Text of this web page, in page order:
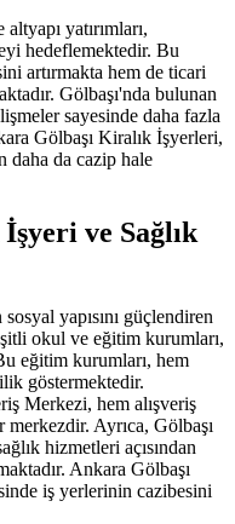
yatırımları,
hedeflemektedir. Bu
artırmakta hem de ticari
Gölbaşı'nda bulunan
sayesinde daha fazla
Gölbaşı Kiralık İşyerleri,
daha da cazip hale
ve Sağlık
yapısını güçlendiren
okul ve eğitim kurumları,
eğitim kurumları, hem
göstermektedir.
Merkezi, hem alışveriş
Ayrıca, Gölbaşı
hizmetleri açısından
Ankara Gölbaşı
iş yerlerinin cazibesini